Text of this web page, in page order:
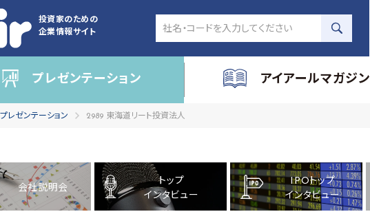
投資家のための
企業情報サイト
プレゼンテーション アイアールマガジン
プレゼンテーション 2989 東海道リート投資法人
会社説明会
トップ
インタビュー
IPOトップ
インタビュー